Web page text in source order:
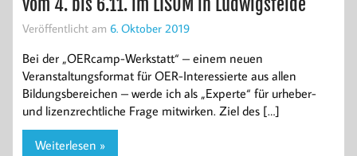
vom 4. bis 6.11. im LISUM in Ludwigsfelde
Veröffentlicht am 6. Oktober 2019
Bei der „OERcamp-Werkstatt“ – einem neuen
Veranstaltungsformat für OER-Interessierte aus allen
Bildungsbereichen – werde ich als „Experte“ für urheber-
und lizenzrechtliche Frage mitwirken. Ziel des […]
Weiterlesen »